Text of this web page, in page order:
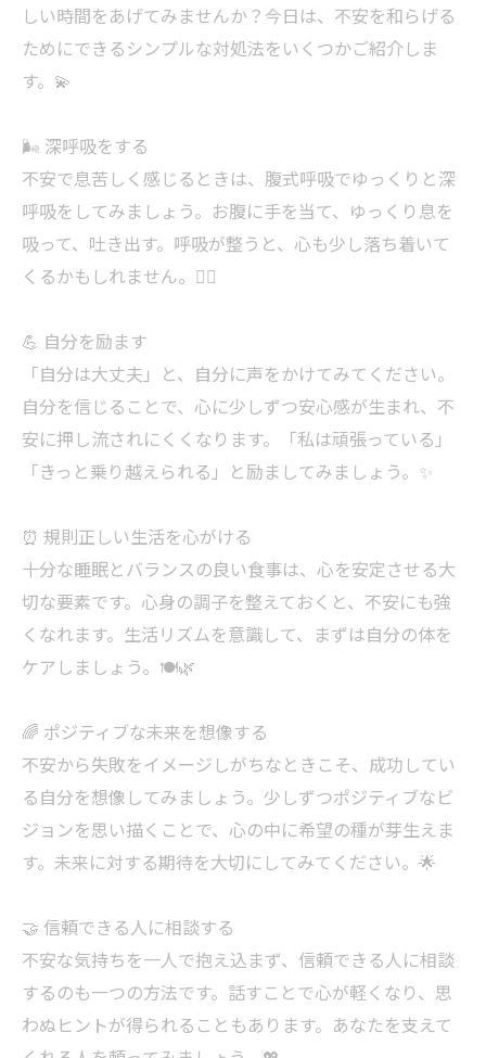
しい時間をあげてみませんか？今日は、不安を和らげる
ためにできるシンプルな対処法をいくつかご紹介しま
す。💫
🌬️ 深呼吸をする
不安で息苦しく感じるときは、腹式呼吸でゆっくりと深
呼吸をしてみましょう。お腹に手を当て、ゆっくり息を
吸って、吐き出す。呼吸が整うと、心も少し落ち着いて
くるかもしれません。🧘‍♀️
💪 自分を励ます
「自分は大丈夫」と、自分に声をかけてみてください。
自分を信じることで、心に少しずつ安心感が生まれ、不
安に押し流されにくくなります。「私は頑張っている」
「きっと乗り越えられる」と励ましてみましょう。✨
⏰ 規則正しい生活を心がける
十分な睡眠とバランスの良い食事は、心を安定させる大
切な要素です。心身の調子を整えておくと、不安にも強
くなれます。生活リズムを意識して、まずは自分の体を
ケアしましょう。🍽️🌿
🌈 ポジティブな未来を想像する
不安から失敗をイメージしがちなときこそ、成功してい
る自分を想像してみましょう。少しずつポジティブなビ
ジョンを思い描くことで、心の中に希望の種が芽生えま
す。未来に対する期待を大切にしてみてください。🌟
🤝 信頼できる人に相談する
不安な気持ちを一人で抱え込まず、信頼できる人に相談
するのも一つの方法です。話すことで心が軽くなり、思
わぬヒントが得られることもあります。あなたを支えて